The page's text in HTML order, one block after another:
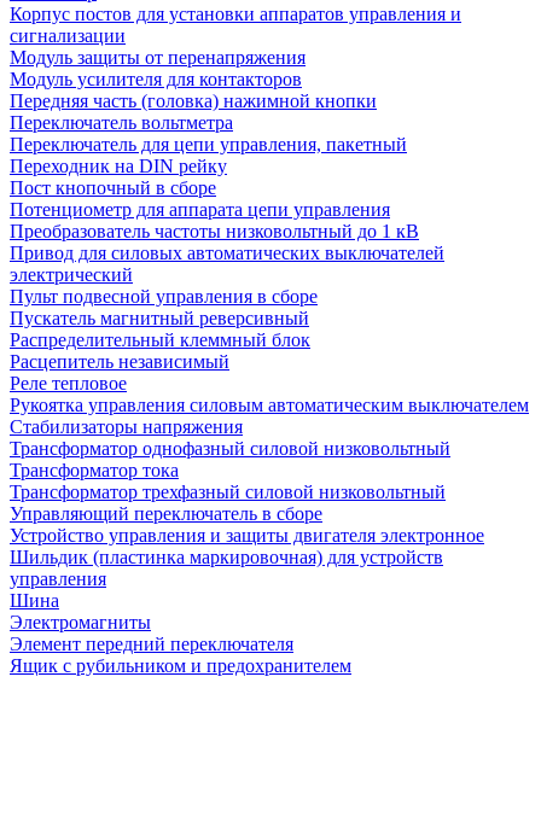
Корпус постов для установки аппаратов управления и
сигнализации
Модуль защиты от перенапряжения
Модуль усилителя для контакторов
Передняя часть (головка) нажимной кнопки
Переключатель вольтметра
Переключатель для цепи управления, пакетный
Переходник на DIN рейку
Пост кнопочный в сборе
Потенциометр для аппарата цепи управления
Преобразователь частоты низковольтный до 1 кВ
Привод для силовых автоматических выключателей
электрический
Пульт подвесной управления в сборе
Пускатель магнитный реверсивный
Распределительный клеммный блок
Расцепитель независимый
Реле тепловое
Рукоятка управления силовым автоматическим выключателем
Стабилизаторы напряжения
Трансформатор однофазный силовой низковольтный
Трансформатор тока
Трансформатор трехфазный силовой низковольтный
Управляющий переключатель в сборе
Устройство управления и защиты двигателя электронное
Шильдик (пластинка маркировочная) для устройств
управления
Шина
Электромагниты
Элемент передний переключателя
Ящик с рубильником и предохранителем